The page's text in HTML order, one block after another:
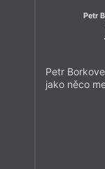
Petr
Petr
jako něco